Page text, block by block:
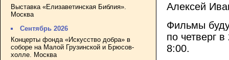
Выставка «Елизаветинская Библия».
Москва
Сентябрь 2026
Концерты фонда «Искусство добра» в
соборе на Малой Грузинской и Брюсов-
холле. Москва
Алексей
Фильмы
по четверг
8:00.